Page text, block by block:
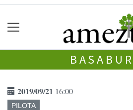
2019/09/21 16:00
PILOTA